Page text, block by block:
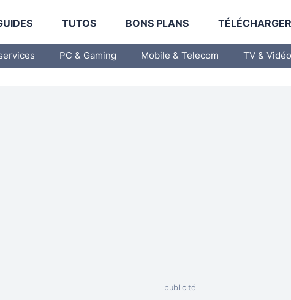
TUTOS BONS PLANS
PC & Gaming Mobile & Telecom TV & Vidéo